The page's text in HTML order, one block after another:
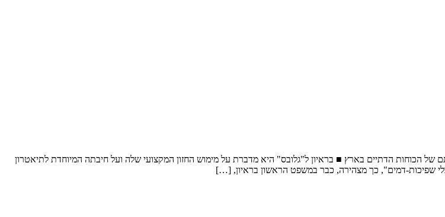
הכוחות הדתיים בארץ ■ בראיון ל"גלובס" היא מדברת על מימוש החזון המקצועי שלה ועל חיבתה המיוחדת לתיאטרון
בלי שפיכות-דמים", כך מצהירה, כבר במשפט הראשון בראיון, […]